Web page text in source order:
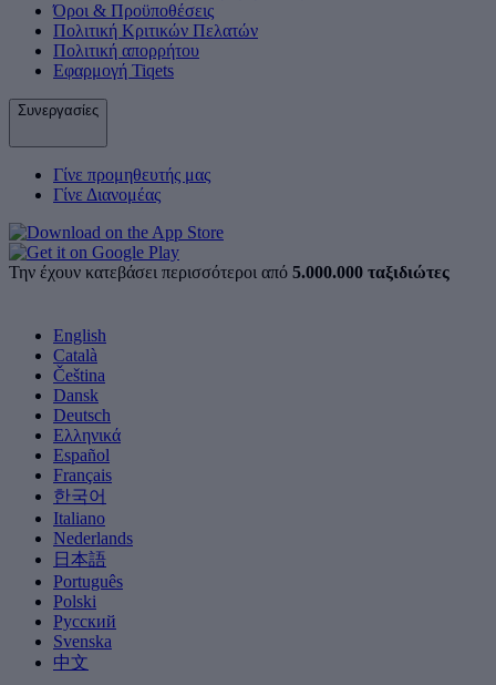
Όροι & Προϋποθέσεις
Πολιτική Κριτικών Πελατών
Πολιτική απορρήτου
Εφαρμογή Tiqets
Συνεργασίες
Γίνε προμηθευτής μας
Γίνε Διανομέας
Την έχουν κατεβάσει περισσότεροι από 5.000.000 ταξιδιώτες
English
Català
Čeština
Dansk
Deutsch
Ελληνικά
Español
Français
한국어
Italiano
Nederlands
日本語
Português
Polski
Русский
Svenska
中文